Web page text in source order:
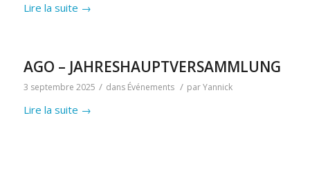
Lire la suite →
AGO – JAHRESHAUPTVERSAMMLUNG
3 septembre 2025 / dans Événements / parYannick
Lire la suite →